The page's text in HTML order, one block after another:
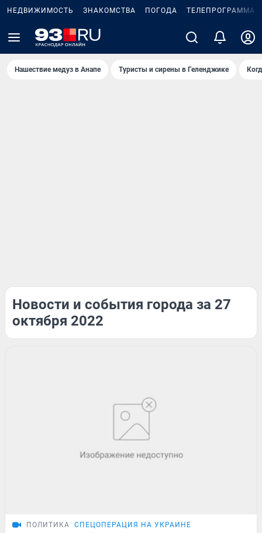
НЕДВИЖИМОСТЬ ЗНАКОМСТВА ПОГОДА ТЕЛЕПРОГРАММА
Нашествие медуз в Анапе Туристы и сирены в Геленджике
Новости и события города за 27
октября 2022
ПОЛИТИКА СПЕЦОПЕРАЦИЯ НА УКРАИНЕ